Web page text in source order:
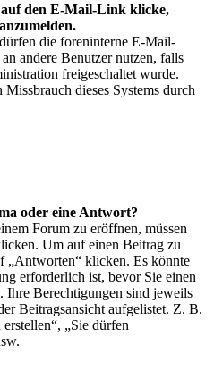
auf den E-Mail-Link klicke,
die foreninterne E-Mail-
andere Benutzer nutzen, falls
freigeschaltet wurde.
dieses Systems durch
oder eine Antwort?
Forum zu eröffnen, müssen
Um auf einen Beitrag zu
„Antworten“ klicken. Es könnte
erforderlich ist, bevor Sie einen
Ihre Berechtigungen sind jeweils
Beitragsansicht aufgelistet. Z. B.
„Sie dürfen